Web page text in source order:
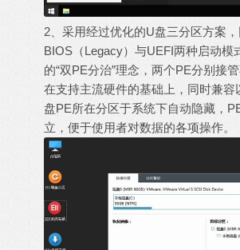
2、采用经过优化的U盘三分区方案
BIOS（Legacy）与UEFI两种启动模
的“双PE分治”理念，两个PE分别接
在支持主流硬件的基础上，同时兼容
盘PE所在分区于系统下自动隐藏，
立，便于使用者对数据的各项操作。